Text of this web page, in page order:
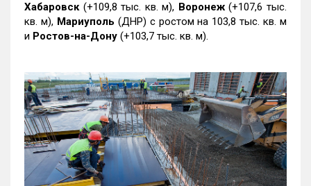
Хабаровск (+109,8 тыс. кв. м), Воронеж(+107,6 тыс.
кв. м), Мариуполь (ДНР) с ростом на 103,8 тыс. кв. м
и Ростов-на-Дону (+103,7 тыс. кв. м).